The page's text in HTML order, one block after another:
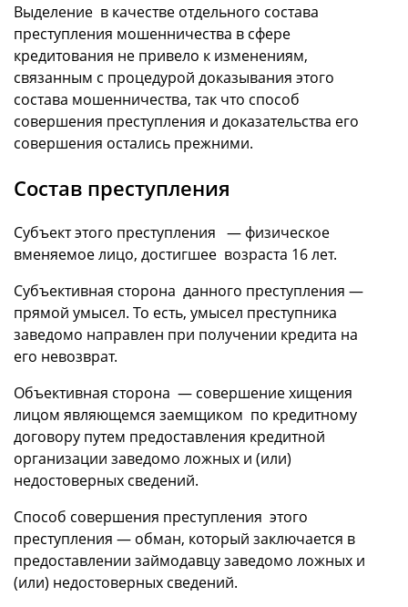
Выделение в качестве отдельного состава
преступления мошенничества в сфере
кредитования не привело к изменениям,
связанным с процедурой доказывания этого
состава мошенничества, так что способ
совершения преступления и доказательства его
совершения остались прежними.
Состав преступления
Субъект этого преступления — физическое
вменяемое лицо, достигшее возраста 16 лет.
Субъективная сторона данного преступления —
прямой умысел. То есть, умысел преступника
заведомо направлен при получении кредита на
его невозврат.
Объективная сторона — совершение хищения
лицом являющемся заемщиком по кредитному
договору путем предоставления кредитной
организации заведомо ложных и (или)
недостоверных сведений.
Способ совершения преступления этого
преступления — обман, который заключается в
предоставлении займодавцу заведомо ложных и
(или) недостоверных сведений.